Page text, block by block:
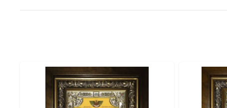
Эта икона станет прекрасным духовным подарком:
● На день Ангела (именины) — в честь небесного